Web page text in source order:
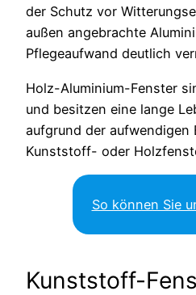
der Schutz vor
außen angebrachte
Pflegeaufwand deutlich
Holz-Aluminium-Fenster
und besitzen eine lange
aufgrund der aufwendigen
Kunststoff- oder
So können Sie
Kunststoff-